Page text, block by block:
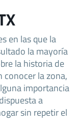
en las que la
la mayoría
la historia de
conocer la zona,
importancia
a
sin repetir el